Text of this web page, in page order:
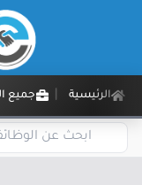
الرئيسية جميع